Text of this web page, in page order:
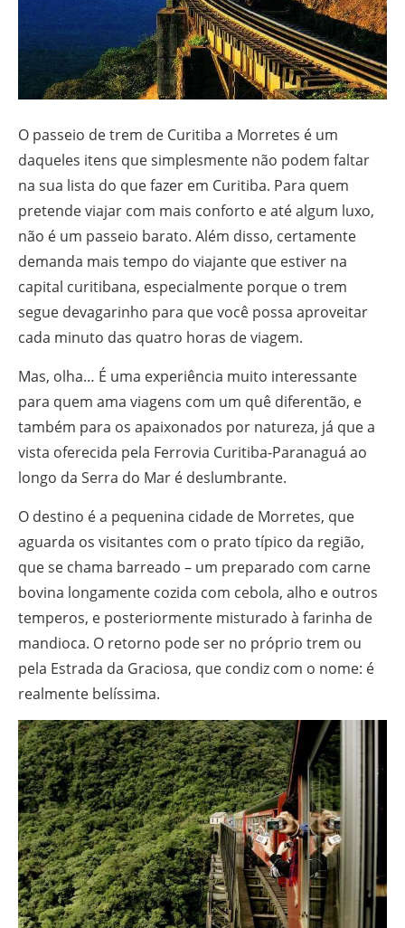
O passeio de trem de Curitiba a Morretes é um
daqueles itens que simplesmente não podem faltar
na sua lista do que fazer em Curitiba. Para quem
pretende viajar com mais conforto e até algum luxo,
não é um passeio barato. Além disso, certamente
demanda mais tempo do viajante que estiver na
capital curitibana, especialmente porque o trem
segue devagarinho para que você possa aproveitar
cada minuto das quatro horas de viagem.
Mas, olha… É uma experiência muito interessante
para quem ama viagens com um quê diferentão, e
também para os apaixonados por natureza, já que a
vista oferecida pela Ferrovia Curitiba-Paranaguá ao
longo da Serra do Mar é deslumbrante.
O destino é a pequenina cidade de Morretes, que
aguarda os visitantes com o prato típico da região,
que se chama barreado – um preparado com carne
bovina longamente cozida com cebola, alho e outros
temperos, e posteriormente misturado à farinha de
mandioca. O retorno pode ser no próprio trem ou
pela Estrada da Graciosa, que condiz com o nome: é
realmente belíssima.